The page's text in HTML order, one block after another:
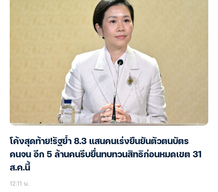
โค้งสุดท้าย!รัฐย้ำ 8.3 แสนคนเร่งยืนยันตัวตนบัตร
คนจน อีก 5 ล้านคนรีบยื่นทบทวนสิทธิก่อนหมดเขต 31
ส.ค.นี้
12:11 น.